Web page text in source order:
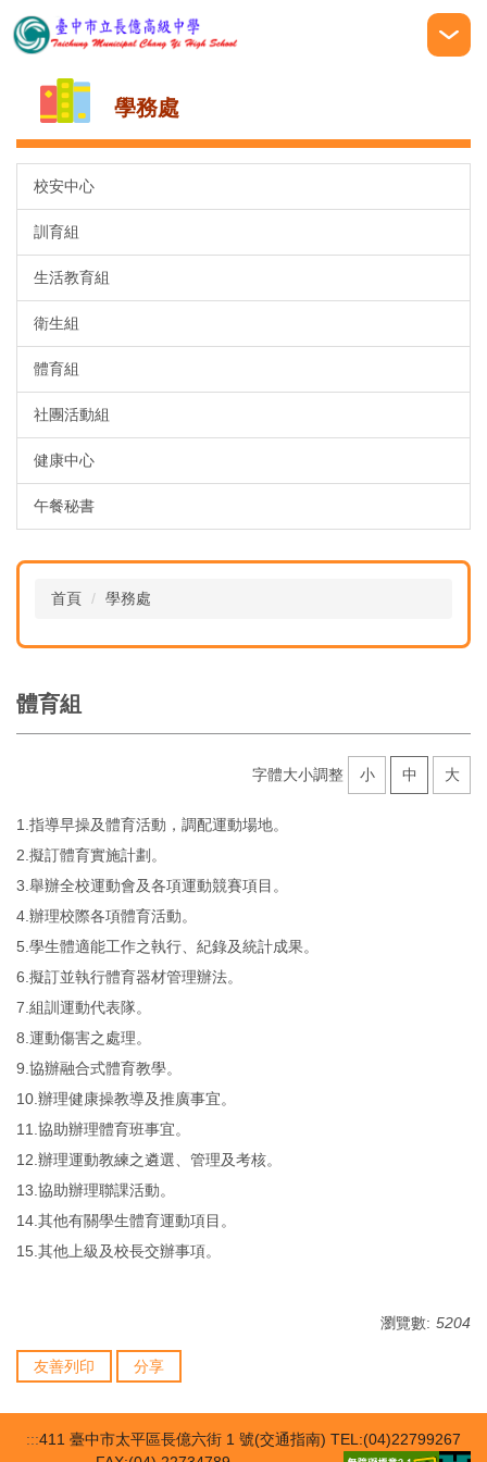
跳
到
區
學務處
校安中心
訓育組
生活教育組
衛生組
體育組
社團活動組
健康中心
午餐秘書
首頁 學務處
體育組
字體大小調整 小 中 大
1.指導早操及體育活動，調配運動場地。
2.擬訂體育實施計劃。
3.舉辦全校運動會及各項運動競賽項目。
4.辦理校際各項體育活動。
5.學生體適能工作之執行、紀錄及統計成果。
6.擬訂並執行體育器材管理辦法。
7.組訓運動代表隊。
8.運動傷害之處理。
9.協辦融合式體育教學。
10.辦理健康操教導及推廣事宜。
11.協助辦理體育班事宜。
12.辦理運動教練之遴選、管理及考核。
13.協助辦理聯課活動。
14.其他有關學生體育運動項目。
15.其他上級及校長交辦事項。
瀏覽數: 5204
友善列印 分享
:::411 臺中市太平區長億六街 1 號(交通指南) TEL:(04)22799267